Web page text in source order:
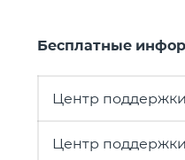
Бесплатные
Центр
Центр